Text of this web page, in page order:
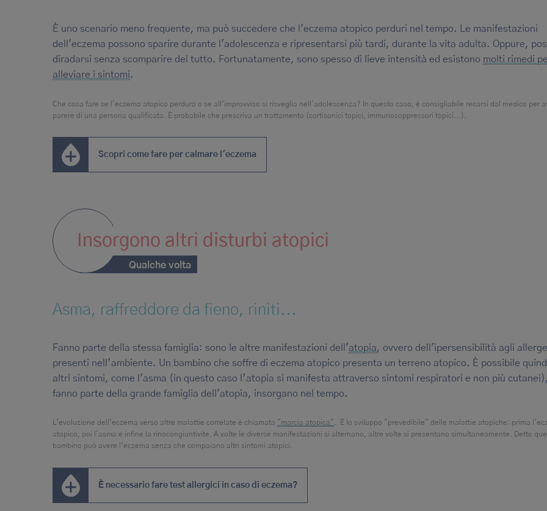
È uno scenario meno frequente, ma può succedere che l'eczema atopico perduri nel tempo. Le manifestazioni
dell'eczema possono sparire durante l'adolescenza e ripresentarsi più tardi, durante la vita adulta. Oppure,
diradarsi senza scomparire del tutto. Fortunatamente, sono spesso di lieve intensità ed esistono molti rimedi
alleviare i sintomi.
Che cosa fare se l'eczema atopico perdura o se all’improvviso si risveglia nell'adolescenza? In questo caso, è consigliabile recarsi dal medico per
parere di una persona qualificata. È probabile che prescriva un trattamento (cortisonici topici, immunosoppressori topici...).
Scopri come fare per calmare l'eczema
Insorgono altri disturbi atopici
Qualche volta
Asma, raffreddore da fieno, riniti...
Fanno parte della stessa famiglia: sono le altre manifestazioni dell'atopia, ovvero dell'ipersensibilità agli
presenti nell’ambiente. Un bambino che soffre di eczema atopico presenta un terreno atopico. È possibile
altri sintomi, come l'asma (in questo caso l’atopia si manifesta attraverso sintomi respiratori e non più
fanno parte della grande famiglia dell'atopia, insorgano nel tempo.
L’evoluzione dell’eczema verso altre malattie correlate è chiamata "marcia atopica" . È lo sviluppo "prevedibile" delle malattie atopiche: prima
atopico, poi l'asma e infine la rinocongiuntivite. A volte le diverse manifestazioni si alternano, altre volte si presentano simultaneamente. Detto
bambino può avere l’eczema senza che compaiano altri sintomi atopici.
È necessario fare test allergici in caso di eczema?